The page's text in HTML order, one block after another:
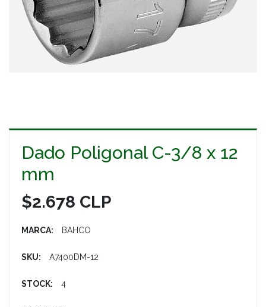
Dado Poligonal C-3/8 x 12
mm
$2.678 CLP
MARCA: BAHCO
SKU: A7400DM-12
STOCK: 4